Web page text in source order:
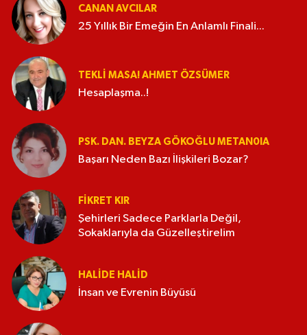
CANAN AVCILAR
25 Yıllık Bir Emeğin En Anlamlı Finali...
TEKLI MASA! AHMET ÖZSÜMER
Hesaplaşma..!
PSK. DAN. BEYZA GÖKOĞLU METAN0IA
Başarı Neden Bazı İlişkileri Bozar?
FIKRET KIR
Şehirleri Sadece Parklarla Değil,
Sokaklarıyla da Güzelleştirelim
HALIDE HALID
İnsan ve Evrenin Büyüsü